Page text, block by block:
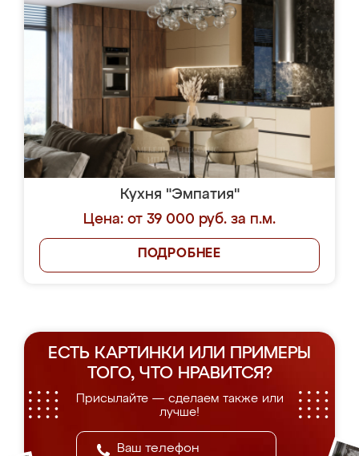
Кухня "Эмпатия"
Цена: от 39 000 руб. за п.м.
ПОДРОБНЕЕ
ЕСТЬ КАРТИНКИ ИЛИ ПРИМЕРЫ
ТОГО, ЧТО НРАВИТСЯ?
Присылайте — сделаем также или
лучше!